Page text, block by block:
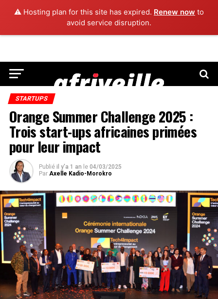
⚠️ Hosting plan for this site has expired. Renew now to
avoid service disruption.
STARTUPS
Orange Summer Challenge 2025 :
Trois start-ups africaines primées
pour leur impact
Publié il y'a 1 an le 04/03/2025
Par Axelle Kadio-Morokro